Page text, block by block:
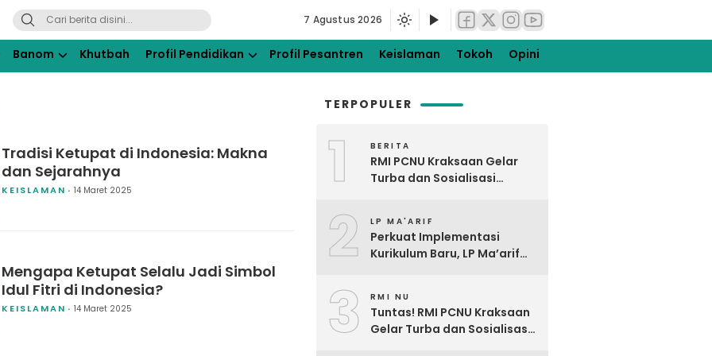
Ulama Kraksaan
7 Agustus 2026
Banom Khutbah Profil Pendidikan Profil Pesantren Keislaman Tokoh Opini
Tradisi Ketupat di Indonesia: Makna
dan Sejarahnya
KEISLAMAN 14 Maret 2025
Mengapa Ketupat Selalu Jadi Simbol
Idul Fitri di Indonesia?
KEISLAMAN 14 Maret 2025
TERPOPULER
1 BERITA
RMI PCNU Kraksaan Gelar
Turba dan Sosialisasi
2 LP MA'ARIF
Perkuat Implementasi
Kurikulum Baru, LP Ma’arif
3 RMI NU
Tuntas! RMI PCNU Kraksaan
Gelar Turba dan Sosialisasi